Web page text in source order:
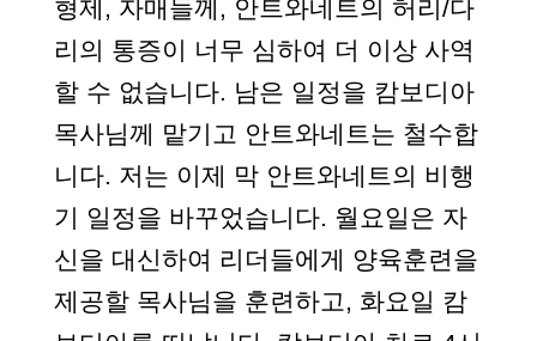
형제, 자매들께, 안트와네트의 허리/다
리의 통증이 너무 심하여 더 이상 사역
할 수 없습니다. 남은 일정을 캄보디아
목사님께 맡기고 안트와네트는 철수합
니다. 저는 이제 막 안트와네트의 비행
기 일정을 바꾸었습니다. 월요일은 자
신을 대신하여 리더들에게 양육훈련을
제공할 목사님을 훈련하고, 화요일 캄